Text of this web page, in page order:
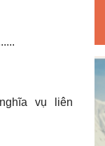
vụ liên